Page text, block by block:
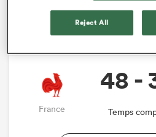
Rencontre
France
48 -
Temps
Reject All